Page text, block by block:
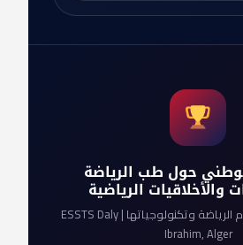
حول طب الرياضة
والأخلاقيات الرياضية
المدرسة العليا لعلوم الرياضة وتكنولوجياتها | ESSTS Daly
Ibrahim, Alger